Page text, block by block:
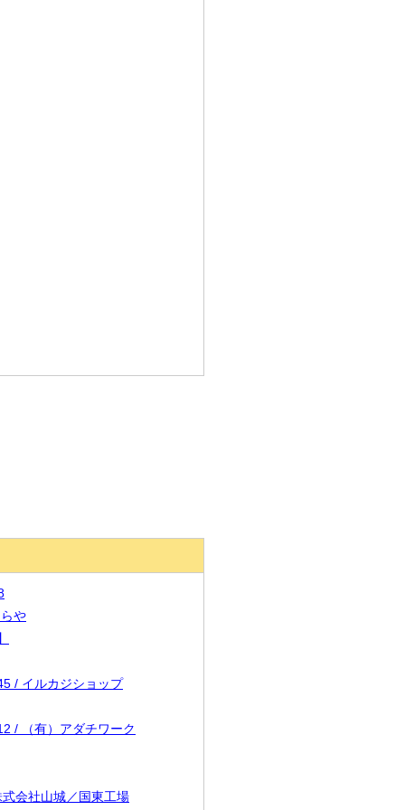
や
/ イルカジショップ
/ （有）アダチワーク
会社山城／国東工場